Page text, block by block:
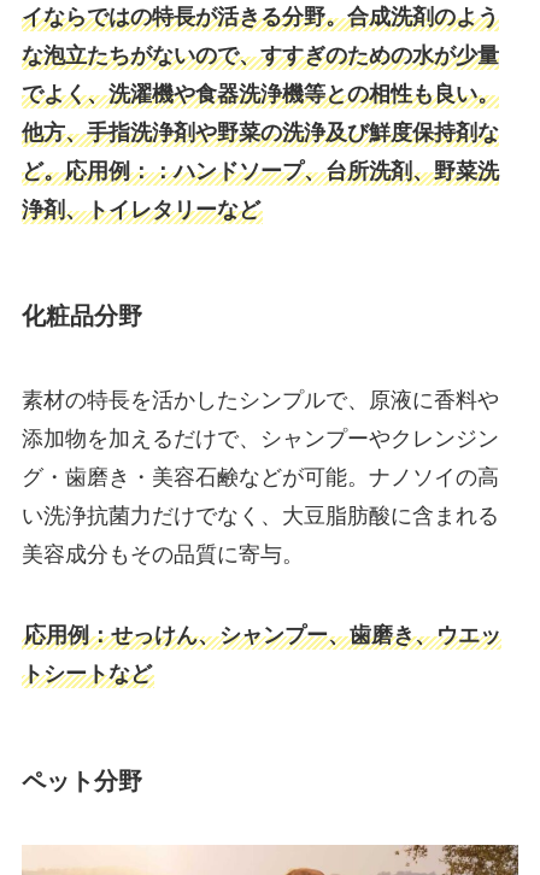
イならではの特長が活きる分野。合成洗剤のよう
な泡立たちがないので、すすぎのための水が少量
でよく、洗濯機や食器洗浄機等との相性も良い。
他方、手指洗浄剤や野菜の洗浄及び鮮度保持剤な
ど。応用例：：ハンドソープ、台所洗剤、野菜洗
浄剤、トイレタリーなど
化粧品分野
素材の特長を活かしたシンプルで、原液に香料や
添加物を加えるだけで、シャンプーやクレンジン
グ・歯磨き・美容石鹸などが可能。ナノソイの高
い洗浄抗菌力だけでなく、大豆脂肪酸に含まれる
美容成分もその品質に寄与。
応用例：せっけん、シャンプー、歯磨き、ウエッ
トシートなど
ペット分野